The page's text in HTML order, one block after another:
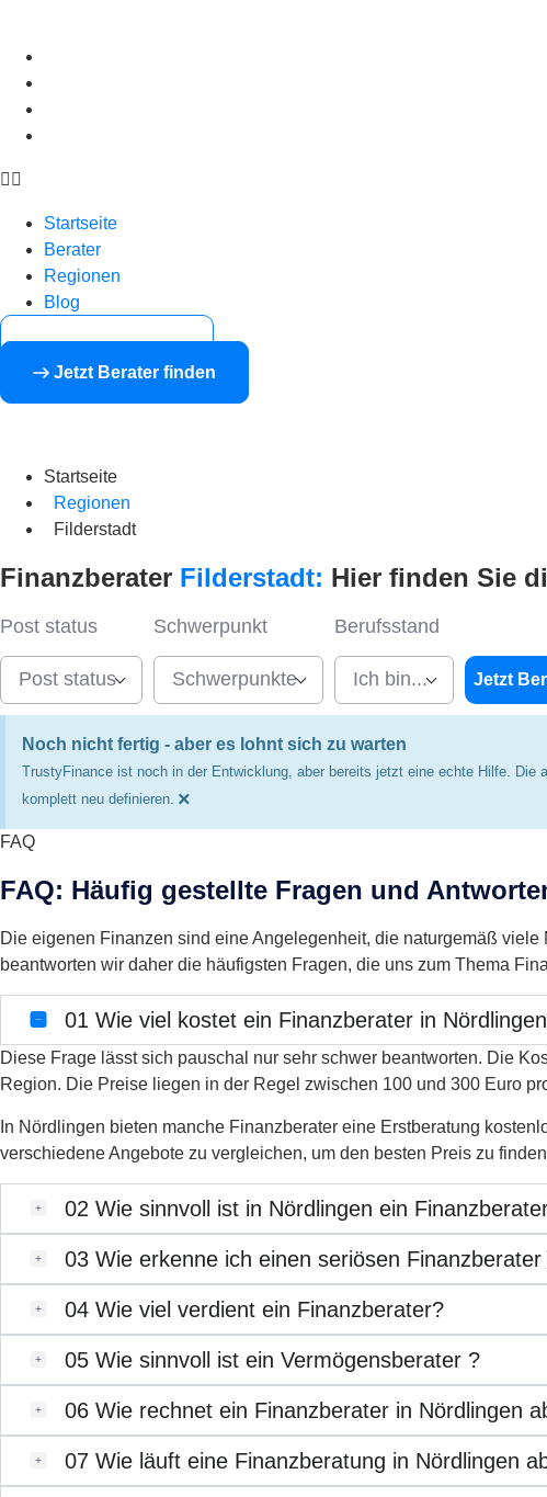
Startseite
Berater
Regionen
Blog
Für Finanzberater
Jetzt Berater finden
Startseite
Regionen
Filderstadt
Finanzberater Filderstadt: Hier finden Sie
Post status
Post status
Schwerpunkt
Schwerpunkte
Berufsstand
Ich bin... Jetzt
Noch nicht fertig - aber es lohnt sich zu warten
TrustyFinance ist noch in der Entwicklung, aber bereits jetzt eine echte Hilfe.
komplett neu definieren. ×
FAQ
FAQ: Häufig gestellte Fragen und
Die eigenen Finanzen sind eine Angelegenheit, die naturgemäß
beantworten wir daher die häufigsten Fragen, die uns zum Thema
01 Wie viel kostet ein Finanzberater in
Diese Frage lässt sich pauschal nur sehr schwer beantworten. Die
Region. Die Preise liegen in der Regel zwischen 100 und 300 Euro
In Nördlingen bieten manche Finanzberater eine Erstberatung
verschiedene Angebote zu vergleichen, um den besten Preis zu
02 Wie sinnvoll ist in Nördlingen ein
03 Wie erkenne ich einen seriösen
04 Wie viel verdient ein Finanzberater?
05 Wie sinnvoll ist ein Vermögensberater ?
06 Wie rechnet ein Finanzberater in Nördlingen
07 Wie läuft eine Finanzberatung in Nördlingen